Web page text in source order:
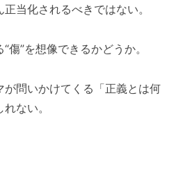
当化されるべきではない。
傷”を想像できるかどうか。
が問いかけてくる「正義とは何
ない。